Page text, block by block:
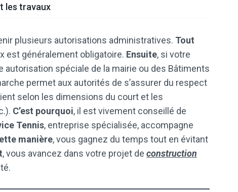
les travaux
plusieurs autorisations administratives. Tout
est généralement obligatoire. Ensuite, si votre
spéciale de la mairie ou des Bâtiments
permet aux autorités de s’assurer du respect
selon les dimensions du court et les
C’est pourquoi, il est vivement conseillé de
Tennis, entreprise spécialisée, accompagne
manière, vous gagnez du temps tout en évitant
, vous avancez dans votre projet de construction